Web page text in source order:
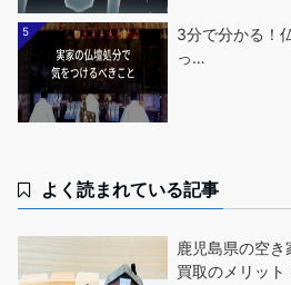
5
3分で分かる！
っ…
よく読まれている記事
鹿児島県の空
買取のメリッ